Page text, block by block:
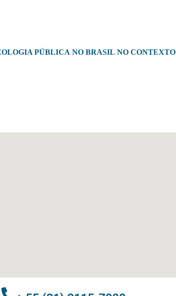
PÚBLICA NO BRASIL NO CONTEXTO